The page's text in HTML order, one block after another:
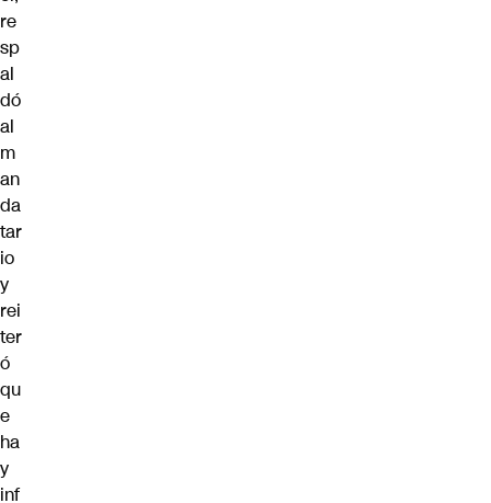
re
sp
al
dó
al
m
an
da
tar
io
y
rei
ter
ó
qu
e
ha
y
inf